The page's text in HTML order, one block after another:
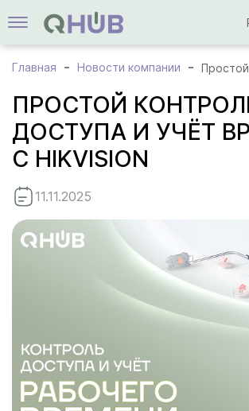
Главная Новости компании
ПРОСТОЙ
ДОСТУПА И УЧЁТ
С HIKVISION
11.11.2025